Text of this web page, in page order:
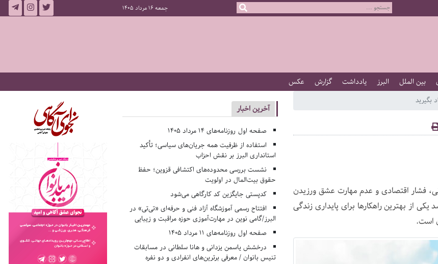
جمعه 16 مرداد 1405
بین الملل البرز یادداشت گزارش عکس
بگیرید
فشار اقتصادی و عدم مهارت عشق ورزیدن
از بهترین راهکارها برای پایداری زندگی
است.
آخرین اخبار
صفحه اول روزنامه‌های 14 مرداد 1405
استفاده از ظرفیت همه جریان‌های سیاسی؛ تأکید
استانداری البرز بر نقش احزاب
نشست بررسی محدوده‌های اکتشافی قزوین؛ حفظ
حقوق بیت‌المال در اولویت
کدپستی جایگزین کد کارگاهی می‌شود
افتتاح رسمی آموزشگاه آزاد فنی و حرفه‌ای «تی‌تی» در
البرز/گامی نوین در مهارت‌آموزی حوزه مراقبت و زیبایی
صفحه اول روزنامه‌های 11 مرداد 1405
درخشش یاسمن یزدانی و هانا سلطانی در مسابقات
تنیس بانوان / معرفی برترین‌های انفرادی و دو نفره